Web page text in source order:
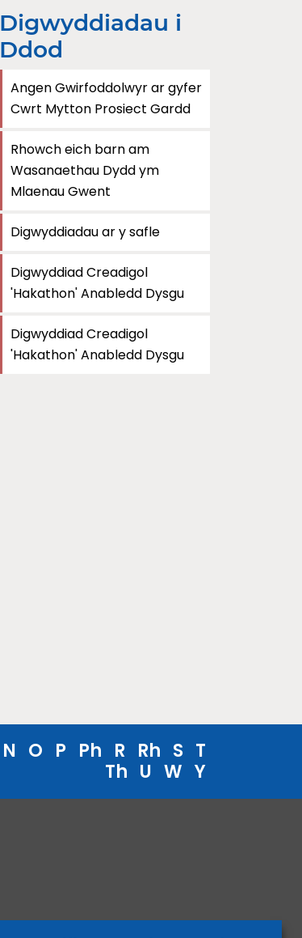
Digwyddiadau i
Ddod
Angen Gwirfoddolwyr ar gyfer
Cwrt Mytton Prosiect Gardd
Rhowch eich barn am
Wasanaethau Dydd ym
Mlaenau Gwent
Digwyddiadau ar y safle
Digwyddiad Creadigol
'Hakathon' Anabledd Dysgu
Digwyddiad Creadigol
'Hakathon' Anabledd Dysgu
N O P Ph R Rh S T
Th U W Y